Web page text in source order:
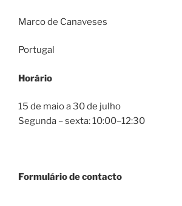
Marco de Canaveses
Portugal
Horário
15 de maio a 30 de julho
Segunda – sexta: 10:00–12:30
Formulário de contacto